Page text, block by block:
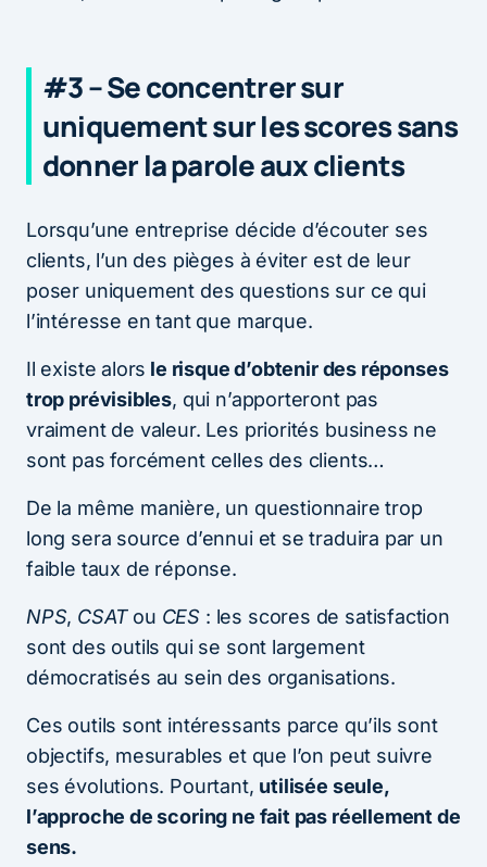
#3 – Se concentrer sur
uniquement sur les scores sans
donner la parole aux clients
Lorsqu’une entreprise décide d’écouter ses
clients, l’un des pièges à éviter est de leur
poser uniquement des questions sur ce qui
l’intéresse en tant que marque.
Il existe alors le risque d’obtenir des réponses
trop prévisibles, qui n’apporteront pas
vraiment de valeur. Les priorités business ne
sont pas forcément celles des clients…
De la même manière, un questionnaire trop
long sera source d’ennui et se traduira par un
faible taux de réponse.
NPS, CSATou CES : les scores de satisfaction
sont des outils qui se sont largement
démocratisés au sein des organisations.
Ces outils sont intéressants parce qu’ils sont
objectifs, mesurables et que l’on peut suivre
ses évolutions. Pourtant, utilisée seule,
l’approche de scoring ne fait pas réellement de
sens.